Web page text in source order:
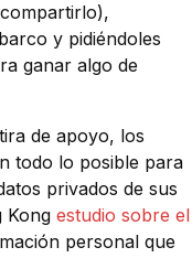
y pidiéndoles
ganar algo de
de apoyo, los
todo lo posible para
privados de sus
Kong estudio sobre el
personal que